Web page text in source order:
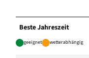
Beste Jahreszeit
geeignet wetterabhängig